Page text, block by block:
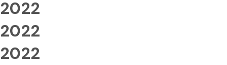
2022
2022
2022